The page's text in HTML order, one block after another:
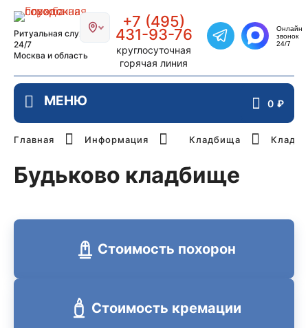
Ритуальная служба
24/7
Москва и область
+7 (495)
431-93-76
круглосуточная
горячая линия
Написать в
Онлайн
звонок
24/7
₽
0
Главная Информация Кладбища
Будьково кладбище
Стоимость похорон
Стоимость кремации